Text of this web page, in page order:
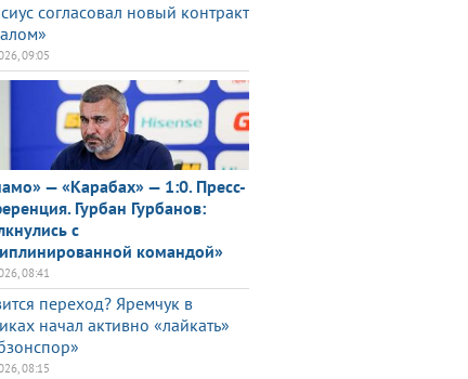
согласовал новый контракт
09:05
— «Карабах» — 1:0. Пресс-
Гурбан Гурбанов:
с
командой»
08:41
переход? Яремчук в
начал активно «лайкать»
08:15